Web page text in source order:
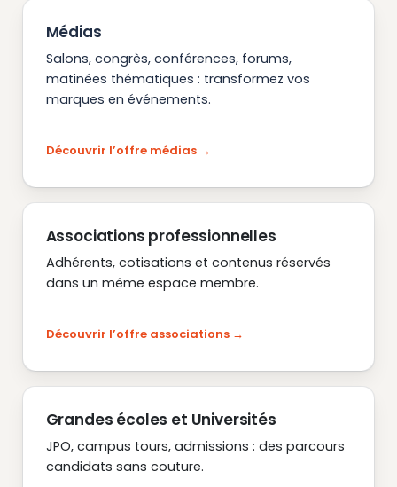
Médias
Salons, congrès, conférences, forums,
matinées thématiques : transformez vos
marques en événements.
Découvrir l’offre médias
Associations professionnelles
Adhérents, cotisations et contenus réservés
dans un même espace membre.
Découvrir l’offre associations
Grandes écoles et Universités
JPO, campus tours, admissions : des parcours
candidats sans couture.